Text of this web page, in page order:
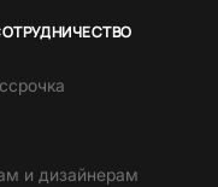
и дизайнерам